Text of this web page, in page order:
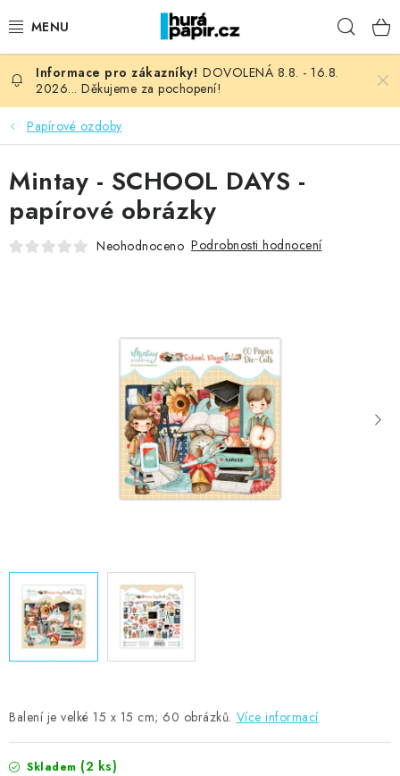
na
NOVINKY
HURÁ DÍLNA
VŠECHNO ZBOŽÍ
KNIHAŘSKÝ MATERIÁL
MOJE OBJEDNÁVKA
Kontakty Moje objednávka
Oblíbené ♥️
DOVOLENÁ 8.8. - 16.8.
2026... Děkujeme za pochopení!
Papírové ozdoby
Balení je velké 15 x 15 cm; 60 obrázků. Více informací
Skladem (2 ks)
Mintay - SCHOOL DAYS -
papírové obrázky
Neohodnoceno Podrobnosti hodnocení